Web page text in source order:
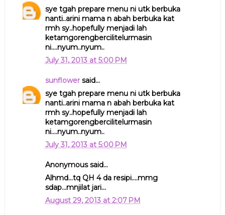
sye tgah prepare menu ni utk berbuka
nanti..arini mama n abah berbuka kat
rmh sy..hopefully menjadi lah
ketamgorengbercilitelurmasin
ni....nyum..nyum..
July 31, 2013 at 5:00 PM
sunflowersaid...
sye tgah prepare menu ni utk berbuka
nanti..arini mama n abah berbuka kat
rmh sy..hopefully menjadi lah
ketamgorengbercilitelurmasin
ni....nyum..nyum..
July 31, 2013 at 5:00 PM
Anonymous said...
Alhmd...tq QH 4 da resipi....mmg
sdap...mnjilat jari...
August 29, 2013 at 2:07 PM